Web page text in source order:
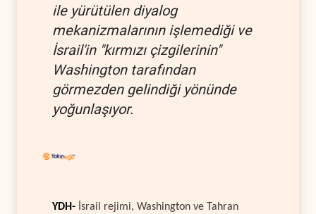
ile yürütülen diyalog
mekanizmalarının işlemediği ve
İsrail'in "kırmızı çizgilerinin"
Washington tarafından
görmezden gelindiği yönünde
yoğunlaşıyor.
YDH- İsrail rejimi, Washington ve Tahran